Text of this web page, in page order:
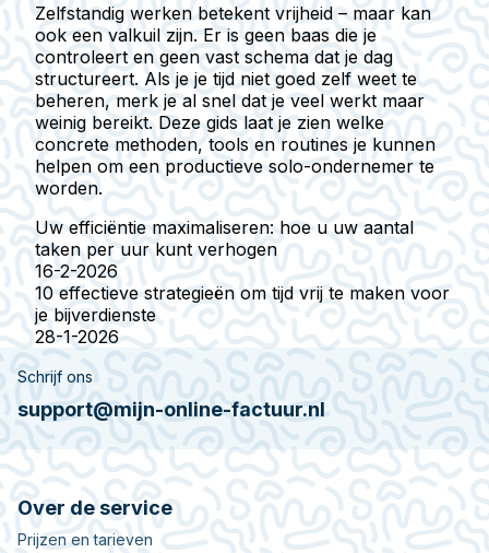
Zelfstandig werken betekent vrijheid – maar kan
ook een valkuil zijn. Er is geen baas die je
controleert en geen vast schema dat je dag
structureert. Als je je tijd niet goed zelf weet te
beheren, merk je al snel dat je veel werkt maar
weinig bereikt. Deze gids laat je zien welke
concrete methoden, tools en routines je kunnen
helpen om een productieve solo-ondernemer te
worden.
Uw efficiëntie maximaliseren: hoe u uw aantal
taken per uur kunt verhogen
16-2-2026
10 effectieve strategieën om tijd vrij te maken voor
je bijverdienste
28-1-2026
Schrijf ons
support@mijn-online-factuur.nl
Over de service
Prijzen en tarieven